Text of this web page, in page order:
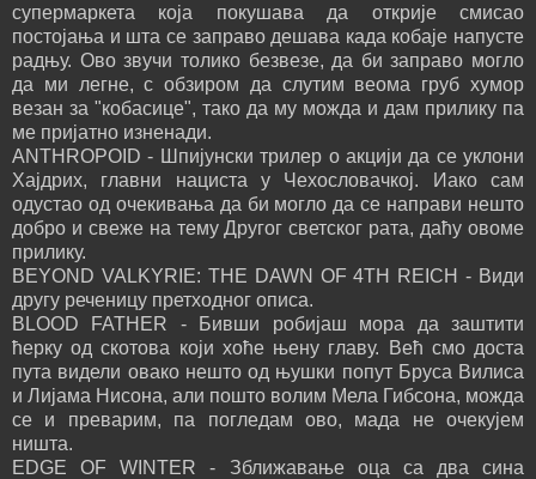
супермаркета која покушава да открије смисао
постојања и шта се заправо дешава када кобаје напусте
радњу. Ово звучи толико безвезе, да би заправо могло
да ми легне, с обзиром да слутим веома груб хумор
везан за "кобасице", тако да му можда и дам прилику па
ме пријатно изненади.
ANTHROPOID - Шпијунски трилер о акцији да се уклони
Хајдрих, главни нациста у Чехословачкој. Иако сам
одустао од очекивања да би могло да се направи нешто
добро и свеже на тему Другог светског рата, даћу овоме
прилику.
BEYOND VALKYRIE: THE DAWN OF 4TH REICH - Види
другу реченицу претходног описа.
BLOOD FATHER - Бивши робијаш мора да заштити
ћерку од скотова који хоће њену главу. Већ смо доста
пута видели овако нешто од њушки попут Бруса Вилиса
и Лијама Нисона, али пошто волим Мела Гибсона, можда
се и преварим, па погледам ово, мада не очекујем
ништа.
EDGE OF WINTER - Зближавање оца са два сина